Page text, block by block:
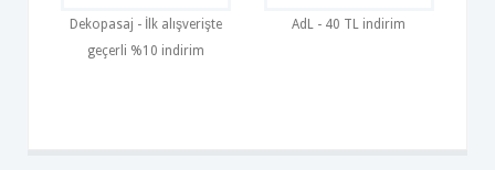
Dekopasaj - İlk alışverişte
geçerli %10 indirim
AdL - 40 TL indirim